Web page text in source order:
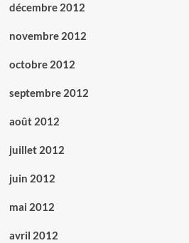
décembre 2012
novembre 2012
octobre 2012
septembre 2012
août 2012
juillet 2012
juin 2012
mai 2012
avril 2012